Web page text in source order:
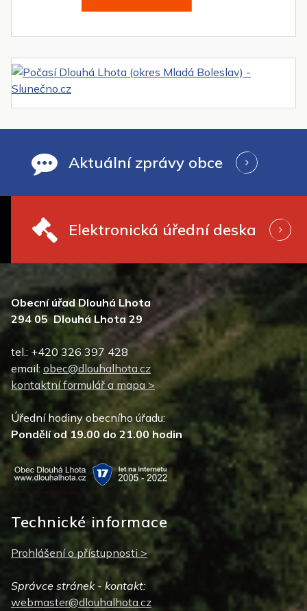
Aktuální zprávy obce
Elektronická úřední deska
Obecní úřad Dlouhá Lhota
294 05 Dlouhá Lhota 29
tel.: +420 326 397 428
email: obec@dlouhalhota.cz
kontaktní formulář a mapa >
Úřední hodiny obecního úřadu:
Pondělí od 19.00 do 21.00 hodin
Technické informace
Prohlášení o přístupnosti >
Správce stránek - kontakt:
webmaster@dlouhalhota.cz